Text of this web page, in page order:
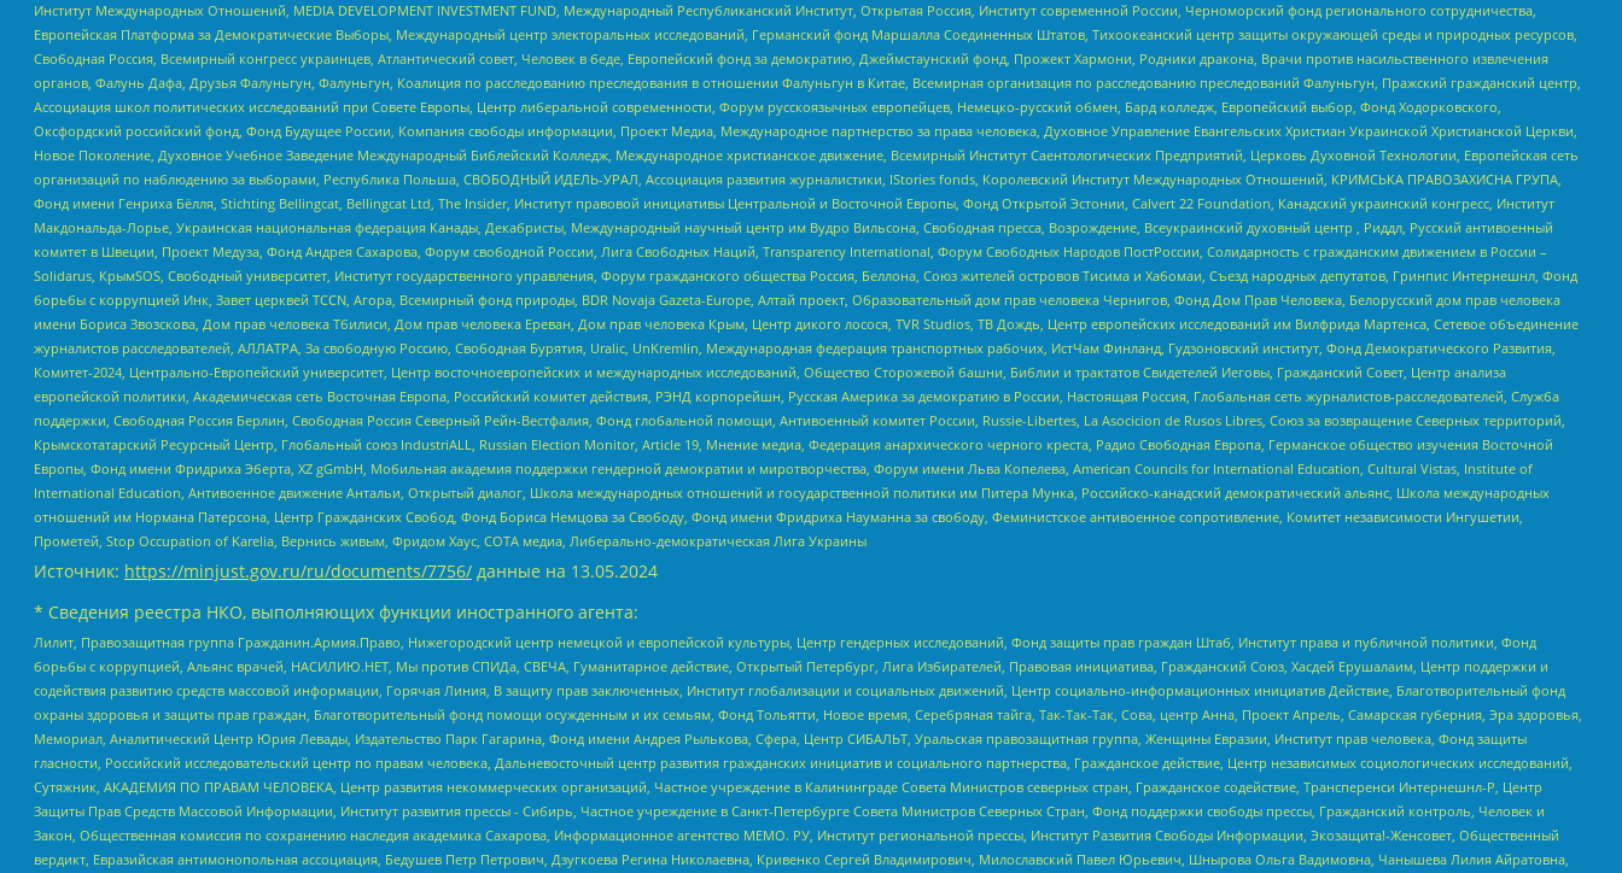
Институт Международных Отношений, MEDIA DEVELOPMENT INVESTMENT FUND, Международный Республиканский Институт, Открытая Россия, Институт современной России, Черноморский фонд регионального сотрудничества,
Европейская Платформа за Демократические Выборы, Международный центр электоральных исследований, Германский фонд Маршалла Соединенных Штатов, Тихоокеанский центр защиты окружающей среды и природных ресурсов,
Свободная Россия, Всемирный конгресс украинцев, Атлантический совет, Человек в беде, Европейский фонд за демократию, Джеймстаунский фонд, Прожект Хармони, Родники дракона, Врачи против насильственного извлечения
органов, Фалунь Дафа, Друзья Фалуньгун, Фалуньгун, Коалиция по расследованию преследования в отношении Фалуньгун в Китае, Всемирная организация по расследованию преследований Фалуньгун, Пражский гражданский центр,
Ассоциация школ политических исследований при Совете Европы, Центр либеральной современности, Форум русскоязычных европейцев, Немецко-русский обмен, Бард колледж, Европейский выбор, Фонд Ходорковского,
Оксфордский российский фонд, Фонд Будущее России, Компания свободы информации, Проект Медиа, Международное партнерство за права человека, Духовное Управление Евангельских Христиан Украинской Христианской Церкви,
Новое Поколение, Духовное Учебное Заведение Международный Библейский Колледж, Международное христианское движение, Всемирный Институт Саентологических Предприятий, Церковь Духовной Технологии, Европейская сеть
организаций по наблюдению за выборами, Республика Польша, СВОБОДНЫЙ ИДЕЛЬ-УРАЛ, Ассоциация развития журналистики, IStories fonds, Королевский Институт Международных Отношений, КРИМСЬКА ПРАВОЗАХИСНА ГРУПА,
Фонд имени Генриха Бёлля, Stichting Bellingcat, Bellingcat Ltd, The Insider, Институт правовой инициативы Центральной и Восточной Европы, Фонд Открытой Эстонии, Calvert 22 Foundation, Канадский украинский конгресс, Институт
Макдональда-Лорье, Украинская национальная федерация Канады, Декабристы, Международный научный центр им Вудро Вильсона, Свободная пресса, Возрождение, Всеукраинский духовный центр , Риддл, Русский антивоенный
комитет в Швеции, Проект Медуза, Фонд Андрея Сахарова, Форум свободной России, Лига Свободных Наций, Transparеncy International, Форум Свободных Народов ПостРоссии, Солидарность с гражданским движением в России –
Solidarus, КрымSOS, Свободный университет, Институт государственного управления, Форум гражданского общества Россия, Беллона, Союз жителей островов Тисима и Хабомаи, Съезд народных депутатов, Гринпис Интернешнл, Фонд
борьбы с коррупцией Инк, Завет церквей TCCN, Агора, Всемирный фонд природы, BDR Novaja Gazeta-Europe, Алтай проект, Образовательный дом прав человека Чернигов, Фонд Дом Прав Человека, Белорусский дом прав человека
имени Бориса Звозскова, Дом прав человека Тбилиси, Дом прав человека Ереван, Дом прав человека Крым, Центр дикого лосося, TVR Studios, ТВ Дождь, Центр европейских исследований им Вилфрида Мартенса, Сетевое объединение
журналистов расследователей, АЛЛАТРА, За свободную Россию, Свободная Бурятия, Uralic, UnKremlin, Международная федерация транспортных рабочих, ИстЧам Финланд, Гудзоновский институт, Фонд Демократического Развития,
Комитет-2024, Центрально-Европейский университет, Центр восточноевропейских и международных исследований, Общество Сторожевой башни, Библии и трактатов Свидетелей Иеговы, Гражданский Совет, Центр анализа
европейской политики, Академическая сеть Восточная Европа, Российский комитет действия, РЭНД корпорейшн, Русская Америка за демократию в России, Настоящая Россия, Глобальная сеть журналистов-расследователей, Служба
поддержки, Свободная Россия Берлин, Свободная Россия Северный Рейн-Вестфалия, Фонд глобальной помощи, Антивоенный комитет России, Russie-Libertes, La Asocicion de Rusos Libres, Союз за возвращение Северных территорий,
Крымскотатарский Ресурсный Центр, Глобальный союз IndustriALL, Russian Election Monitor, Article 19, Мнение медиа, Федерация анархического черного креста, Радио Свободная Европа, Германское общество изучения Восточной
Европы, Фонд имени Фридриха Эберта, XZ gGmbH, Мобильная академия поддержки гендерной демократии и миротворчества, Форум имени Льва Копелева, American Councils for International Education, Cultural Vistas, Institute of
International Education, Антивоенное движение Антальи, Открытый диалог, Школа международных отношений и государственной политики им Питера Мунка, Российско-канадский демократический альянс, Школа международных
отношений им Нормана Патерсона, Центр Гражданских Свобод, Фонд Бориса Немцова за Свободу, Фонд имени Фридриха Науманна за свободу, Феминистское антивоенное сопротивление, Комитет независимости Ингушетии,
Прометей, Stop Occupation of Karelia, Вернись живым, Фридом Хаус, СОТА медиа, Либерально-демократическая Лига Украины
Источник: https://minjust.gov.ru/ru/documents/7756/ данные на 13.05.2024
* Сведения реестра НКО, выполняющих функции иностранного агента:
Лилит, Правозащитная группа Гражданин.Армия.Право, Нижегородский центр немецкой и европейской культуры, Центр гендерных исследований, Фонд защиты прав граждан Штаб, Институт права и публичной политики, Фонд
борьбы с коррупцией, Альянс врачей, НАСИЛИЮ.НЕТ, Мы против СПИДа, СВЕЧА, Гуманитарное действие, Открытый Петербург, Лига Избирателей, Правовая инициатива, Гражданский Союз, Хасдей Ерушалаим, Центр поддержки и
содействия развитию средств массовой информации, Горячая Линия, В защиту прав заключенных, Институт глобализации и социальных движений, Центр социально-информационных инициатив Действие, Благотворительный фонд
охраны здоровья и защиты прав граждан, Благотворительный фонд помощи осужденным и их семьям, Фонд Тольятти, Новое время, Серебряная тайга, Так-Так-Так, Сова, центр Анна, Проект Апрель, Самарская губерния, Эра здоровья,
Мемориал, Аналитический Центр Юрия Левады, Издательство Парк Гагарина, Фонд имени Андрея Рылькова, Сфера, Центр СИБАЛЬТ, Уральская правозащитная группа, Женщины Евразии, Институт прав человека, Фонд защиты
гласности, Российский исследовательский центр по правам человека, Дальневосточный центр развития гражданских инициатив и социального партнерства, Гражданское действие, Центр независимых социологических исследований,
Сутяжник, АКАДЕМИЯ ПО ПРАВАМ ЧЕЛОВЕКА, Центр развития некоммерческих организаций, Частное учреждение в Калининграде Совета Министров северных стран, Гражданское содействие, Трансперенси Интернешнл-Р, Центр
Защиты Прав Средств Массовой Информации, Институт развития прессы - Сибирь, Частное учреждение в Санкт-Петербурге Совета Министров Северных Стран, Фонд поддержки свободы прессы, Гражданский контроль, Человек и
Закон, Общественная комиссия по сохранению наследия академика Сахарова, Информационное агентство МЕМО. РУ, Институт региональной прессы, Институт Развития Свободы Информации, Экозащита!-Женсовет, Общественный
вердикт, Евразийская антимонопольная ассоциация, Бедушев Петр Петрович, Дзугкоева Регина Николаевна, Кривенко Сергей Владимирович, Милославский Павел Юрьевич, Шнырова Ольга Вадимовна, Чанышева Лилия Айратовна,